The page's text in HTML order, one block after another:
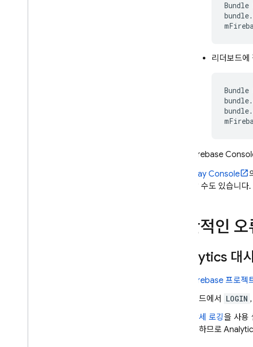
리더보드에
Firebase
Play Console
할 수도 있습니다.
일반적인
Analytics 대
Firebase 프로젝
코드에서
LOGIN ,
상세 로깅을 사용
송하므로